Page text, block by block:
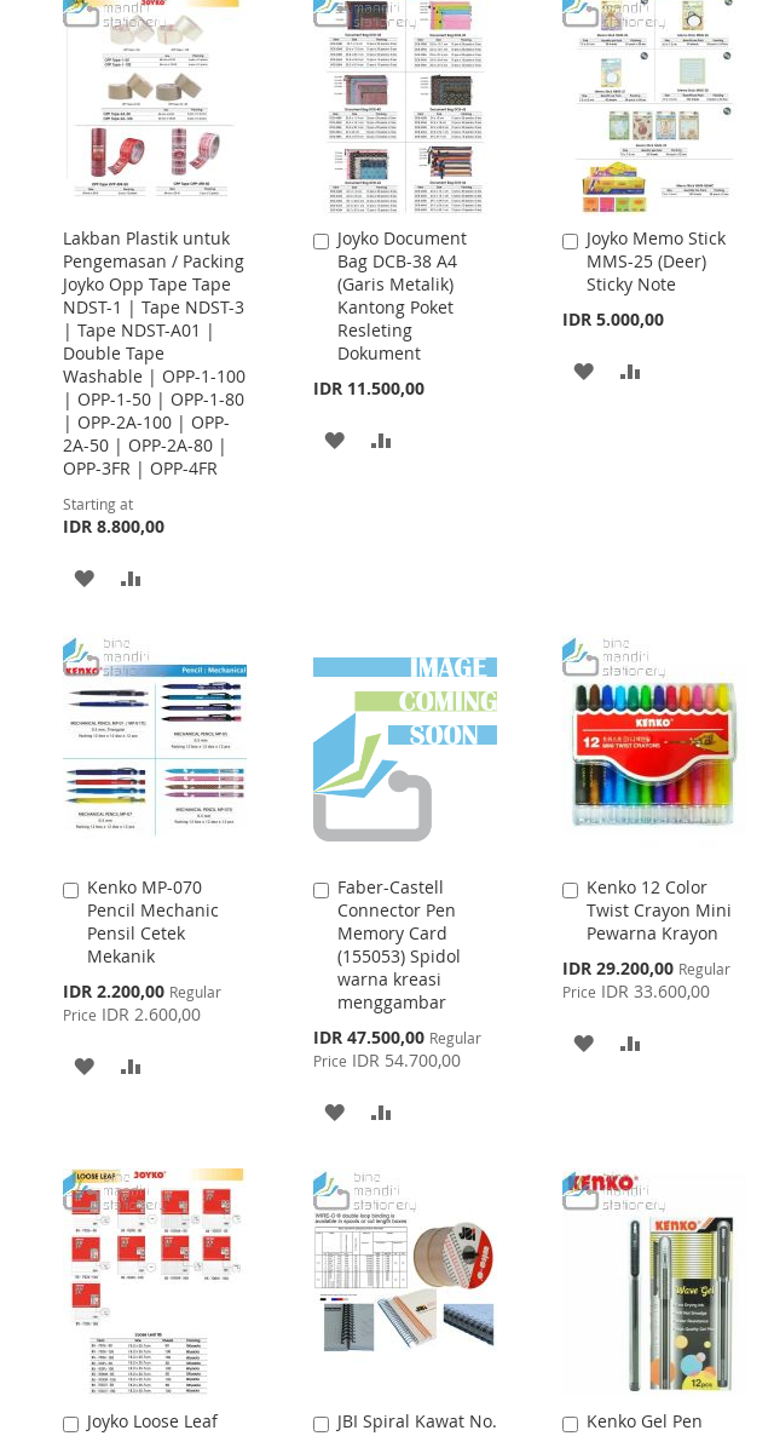
Lakban Plastik untuk
Pengemasan / Packing
Joyko Opp Tape Tape
NDST-1 | Tape NDST-3
| Tape NDST-A01 |
Double Tape
Washable | OPP-1-100
| OPP-1-50 | OPP-1-80
| OPP-2A-100 | OPP-
2A-50 | OPP-2A-80 |
OPP-3FR | OPP-4FR
Starting at
IDR 8.800,00
ADD
WISH
LIST
COMPARE
Joyko Document
Bag DCB-38 A4
(Garis Metalik)
Kantong Poket
Resleting
Dokument
IDR 11.500,00
Add
to
Cart
ADD
Joyko Memo Stick
MMS-25 (Deer)
Sticky Note
IDR 5.000,00
Add
to
Cart
ADD
Kenko MP-070
Pencil Mechanic
Pensil Cetek
Mekanik
Special
Price
IDR 2.200,00 Regular
Price IDR 2.600,00
Add
to
Cart
ADD
LIST
Faber-Castell
Connector Pen
Memory Card
(155053) Spidol
warna kreasi
menggambar
Special
Price
IDR 47.500,00 Regular
Price IDR 54.700,00
Add
to
Cart
ADD
WISH
LIST
COMPARE
Kenko 12 Color
Twist Crayon Mini
Pewarna Krayon
Special
Price
IDR 29.200,00 Regular
Price IDR 33.600,00
Add
to
Cart
ADD
LIST
Joyko Loose Leaf
Add
JBI Spiral Kawat No.
Add
Kenko Gel Pen
Add